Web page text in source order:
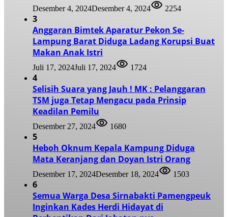
Desember 4, 2024Desember 4, 2024 2254
3
Anggaran Bimtek Aparatur Pekon Se-
Lampung Barat Diduga Ladang Korupsi Buat
Makan Anak Istri
Juli 17, 2024Juli 17, 2024 1724
4
Selisih Suara yang Jauh ! MK : Pelanggaran
TSM juga Tetap Mengacu pada Prinsip
Keadilan Pemilu
Desember 27, 2024 1680
5
Heboh Oknum Kepala Kampung Diduga
Mata Keranjang dan Doyan Istri Orang
Desember 17, 2024Desember 18, 2024 1503
6
Semua Warga Desa Sirnabakti Pamengpeuk
Inginkan Kades Herdi Hidayat di